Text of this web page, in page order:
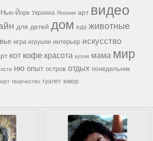
Нью-Йорк Украина Япония арт видео
для детей дом еда животные
игра игрушки интерьер искусство
кот кофе красота кухня мама мир
ню опыт остров отдых понедельник
творчество туалет юмор